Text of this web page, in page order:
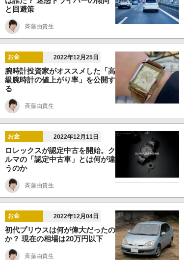
と回避策
斉藤由貴生
お金 2022年12月25日
腕時計投資家がオススメした「高
級腕時計の値上がり率」を公開す
る
斉藤由貴生
お金 2022年12月11日
ロレックスが認定中古を開始。ク
ルマの「認定中古車」とは何が違
うのか
斉藤由貴生
お金 2022年12月04日
初代プリウスは何が偉大だったの
か？ 現在の相場は20万円以下
斉藤由貴生